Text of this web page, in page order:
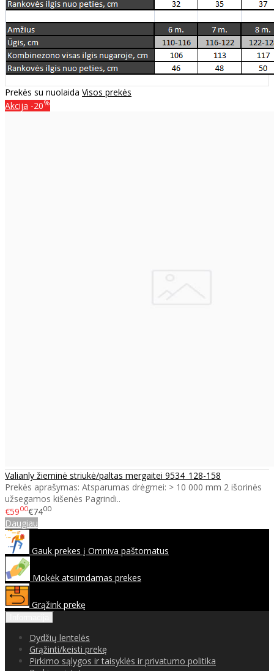
Prekės su nuolaida Visos prekės
Akcija -20%
Valianly žieminė striukė/paltas mergaitei 9534_128-158
Prekės aprašymas: Atsparumas drėgmei: > 10 000 mm 2 išorinės
užsegamos kišenės Pagrindi..
€5900€7400
Daugiau
Gauk prekes į Omniva paštomatus
Mokėk atsiimdamas prekes
Grąžink prekę
Dydžių lentelės
Grąžinti/keisti prekę
Pirkimo sąlygos ir taisyklės ir privatumo politika